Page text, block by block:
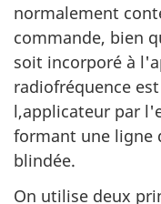
normalement
commande, bien
soit incorporé à
radiofréquence
l,applicateur par
formant une ligne
blindée.
On utilise deux